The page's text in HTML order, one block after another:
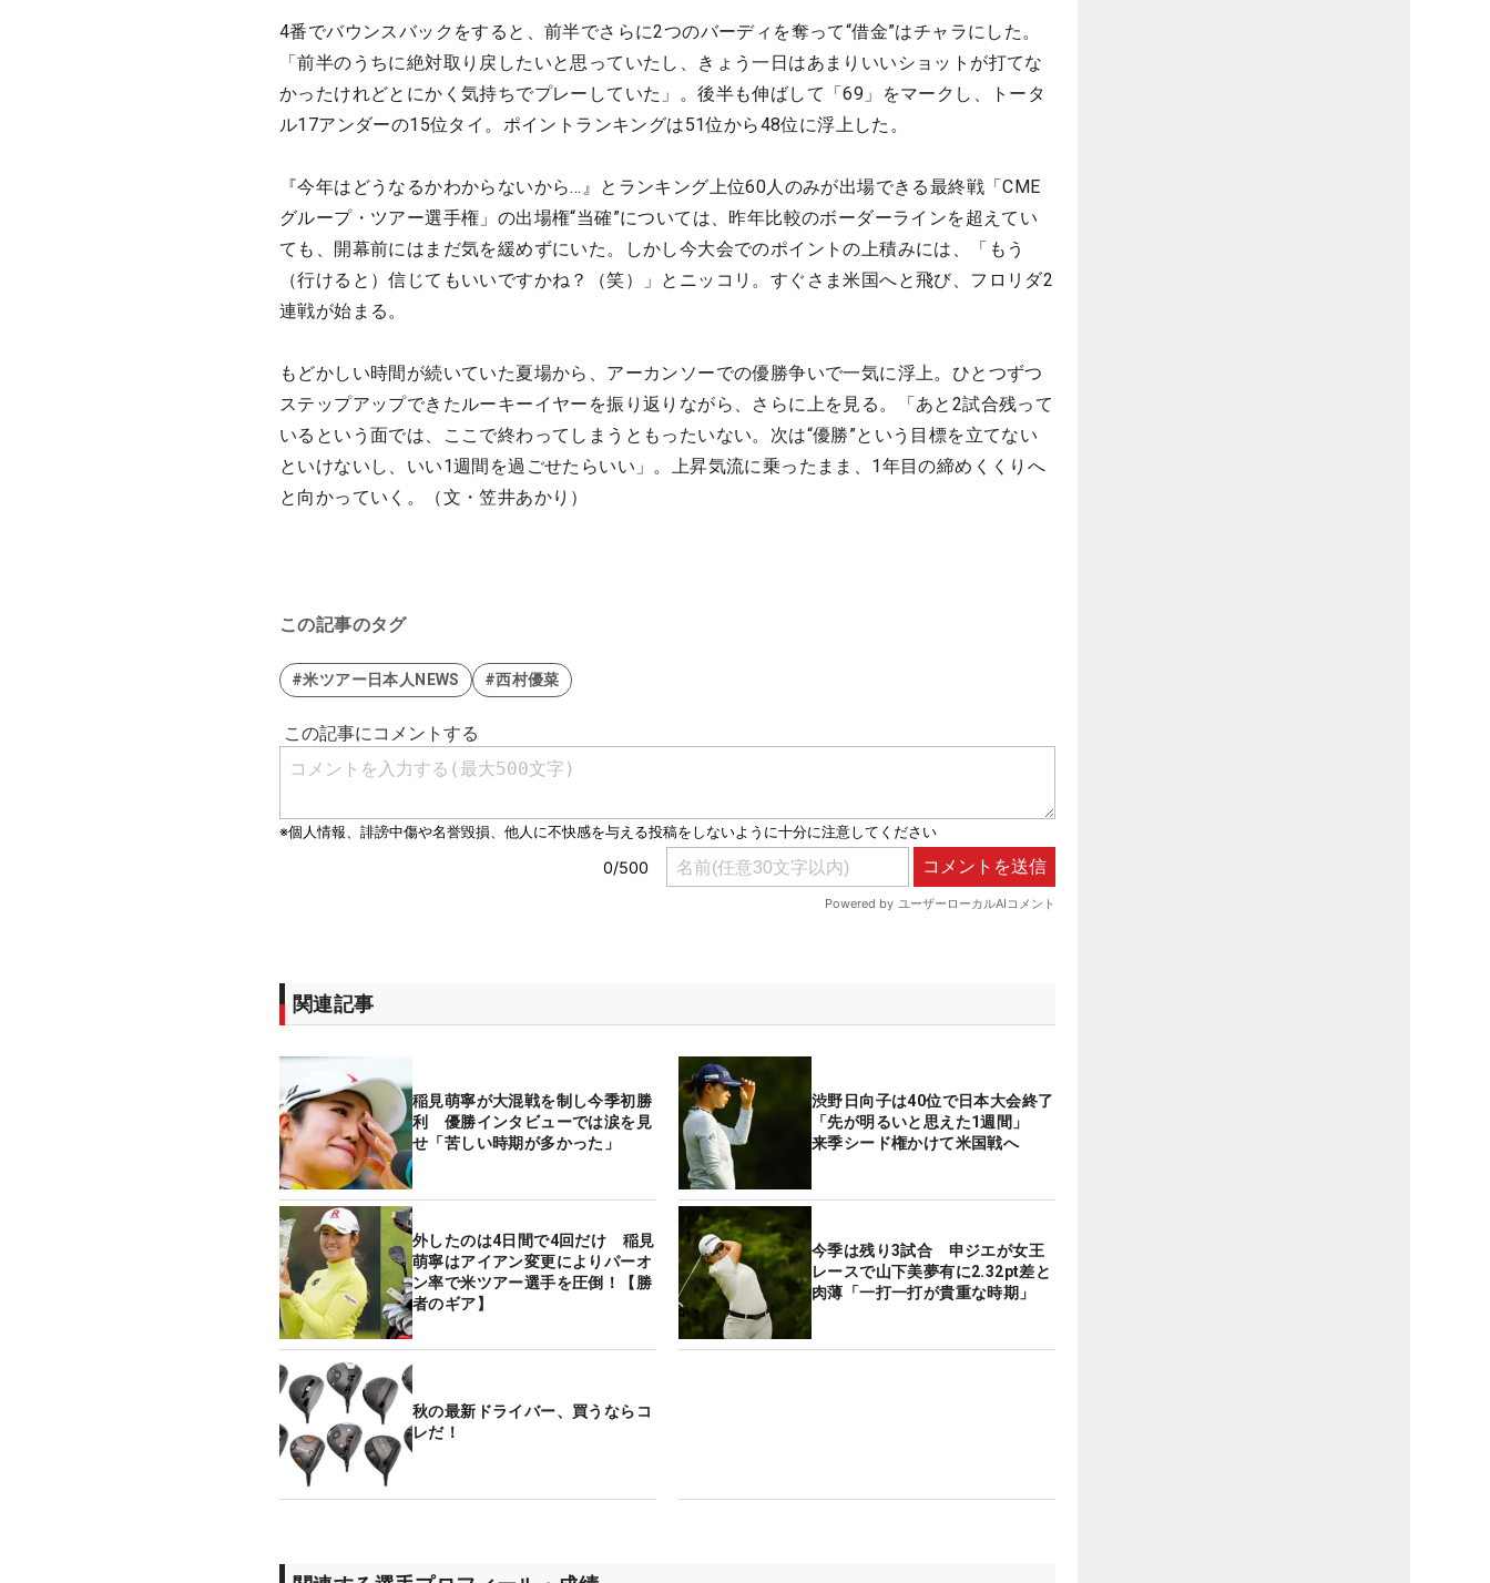
4番でバウンスバックをすると、前半でさらに2つのバーディを奪って“借金”はチャラにした。
「前半のうちに絶対取り戻したいと思っていたし、きょう一日はあまりいいショットが打てな
かったけれどとにかく気持ちでプレーしていた」。後半も伸ばして「69」をマークし、トータ
ル17アンダーの15位タイ。ポイントランキングは51位から48位に浮上した。
『今年はどうなるかわからないから…』とランキング上位60人のみが出場できる最終戦「CME
グループ・ツアー選手権」の出場権“当確”については、昨年比較のボーダーラインを超えてい
ても、開幕前にはまだ気を緩めずにいた。しかし今大会でのポイントの上積みには、「もう
（行けると）信じてもいいですかね？（笑）」とニッコリ。すぐさま米国へと飛び、フロリダ2
連戦が始まる。
もどかしい時間が続いていた夏場から、アーカンソーでの優勝争いで一気に浮上。ひとつずつ
ステップアップできたルーキーイヤーを振り返りながら、さらに上を見る。「あと2試合残って
いるという面では、ここで終わってしまうともったいない。次は“優勝”という目標を立てない
といけないし、いい1週間を過ごせたらいい」。上昇気流に乗ったまま、1年目の締めくくりへ
と向かっていく。（文・笠井あかり）
この記事のタグ
#米ツアー日本人NEWS #西村優菜
関連記事
稲見萌寧が大混戦を制し今季初勝
利 優勝インタビューでは涙を見
せ「苦しい時期が多かった」
渋野日向子は40位で日本大会終了
「先が明るいと思えた1週間」
来季シード権かけて米国戦へ
外したのは4日間で4回だけ 稲見
萌寧はアイアン変更によりパーオ
ン率で米ツアー選手を圧倒！【勝
者のギア】
今季は残り3試合 申ジエが女王
レースで山下美夢有に2.32pt差と
肉薄「一打一打が貴重な時期」
秋の最新ドライバー、買うならコ
レだ！